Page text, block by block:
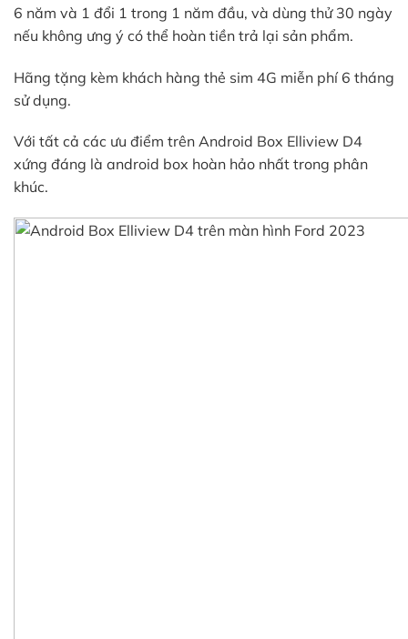
6 năm và 1 đổi 1 trong 1 năm đầu, và dùng thử 30 ngày
nếu không ưng ý có thể hoàn tiền trả lại sản phẩm.
Hãng tặng kèm khách hàng thẻ sim 4G miễn phí 6 tháng
sử dụng.
Với tất cả các ưu điểm trên Android Box Elliview D4
xứng đáng là android box hoàn hảo nhất trong phân
khúc.